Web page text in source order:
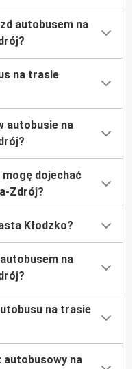
autobusem na
na trasie
autobusie na
dojechać
Zdrój?
Kłodzko?
na
na trasie
autobusowy na